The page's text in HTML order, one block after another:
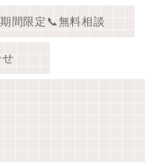
期間限定📞無料相談